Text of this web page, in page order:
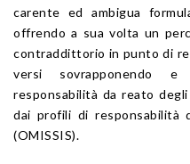
carente ed ambigua
offrendo a sua volta un
contraddittorio in punto di
versi sovrapponendo
responsabilità da reato
dai profili di responsabilità
(OMISSIS).